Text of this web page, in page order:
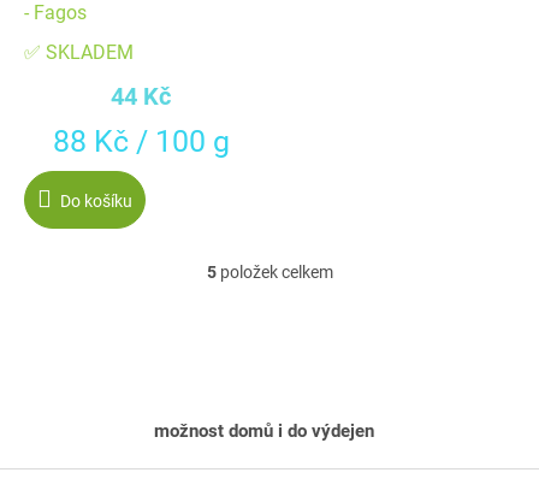
- Fagos
✅ SKLADEM
44 Kč
Měrná
cena:
88 Kč / 100 g
Do košíku
O
a
c
5položek celkem
možnost domů i do výdejen